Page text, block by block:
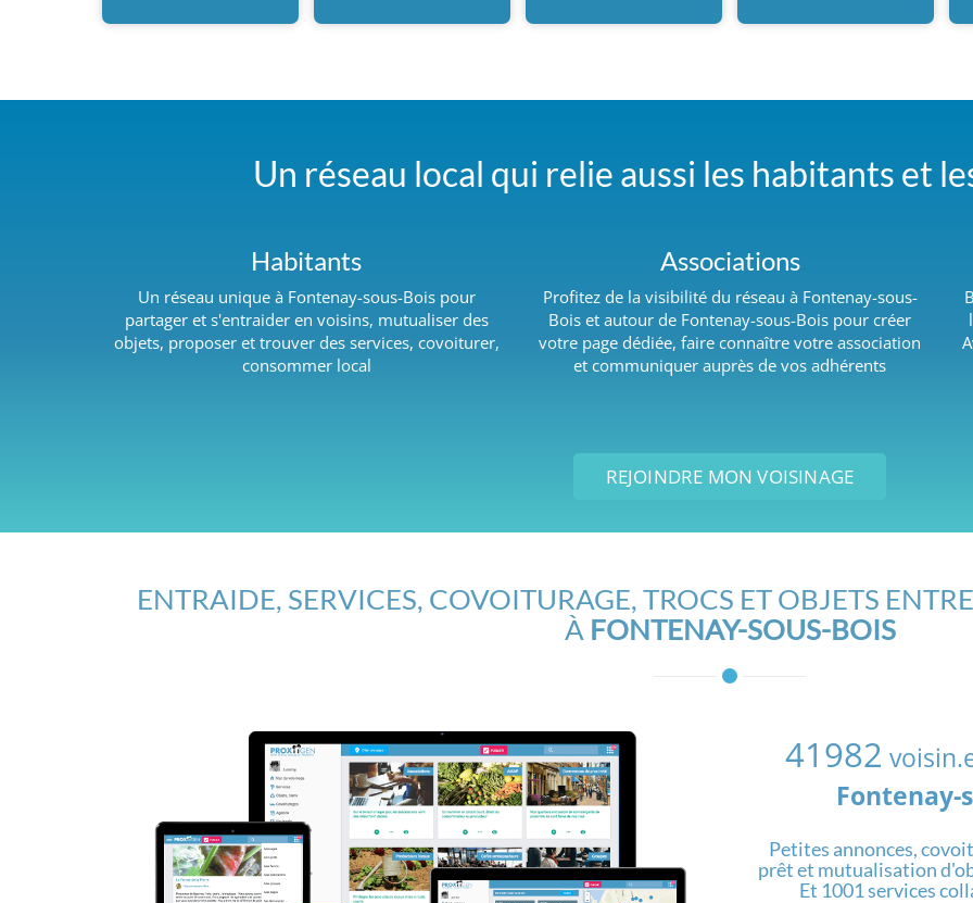
Un réseau local qui relie aussi les habitants et
Habitants
Un réseau unique à Fontenay-sous-Bois pour
partager et s'entraider en voisins, mutualiser des
objets, proposer et trouver des services, covoiturer,
consommer local
Associations
Profitez de la visibilité du réseau à Fontenay-sous-
Bois et autour de Fontenay-sous-Bois pour créer
votre page dédiée, faire connaître votre association
et communiquer auprès de vos adhérents
REJOINDRE MON VOISINAGE
ENTRAIDE, SERVICES, COVOITURAGE, TROCS ET OBJETS
À FONTENAY-SOUS-BOIS
41982
Fontenay-
Petites annonces,
prêt et mutualisation
Et 1001 services